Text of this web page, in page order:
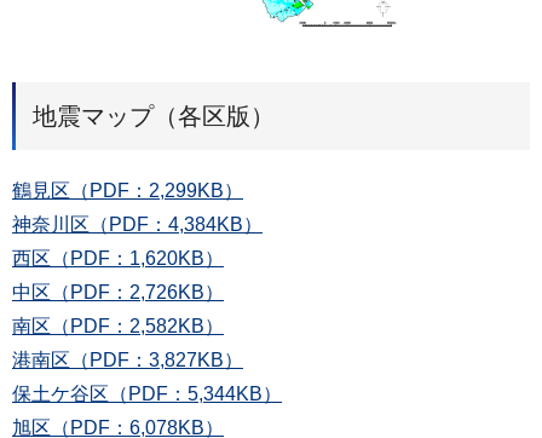
地震マップ（各区版）
鶴見区（PDF：2,299KB）
神奈川区（PDF：4,384KB）
西区（PDF：1,620KB）
中区（PDF：2,726KB）
南区（PDF：2,582KB）
港南区（PDF：3,827KB）
保土ケ谷区（PDF：5,344KB）
旭区（PDF：6,078KB）